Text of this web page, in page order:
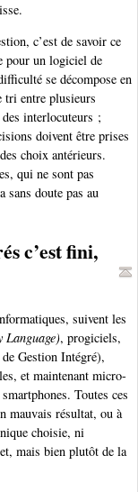
c’est de savoir ce
pour un logiciel de
se décompose en
tri entre plusieurs
interlocuteurs ;
doivent être prises
choix antérieurs.
qui ne sont pas
sans doute pas au
c’est fini,
suivent les
Language), progiciels,
Gestion Intégré),
et maintenant micro-
Toutes ces
mauvais résultat, ou à
choisie, ni
mais bien plutôt de la